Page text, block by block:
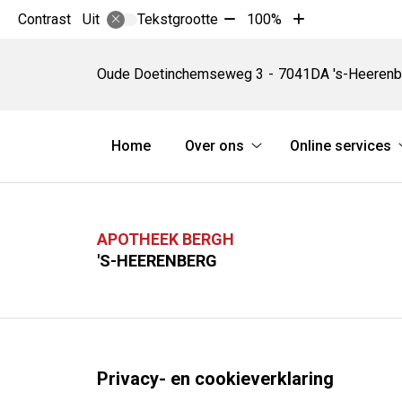
Contrast Uit Tekstgrootte Tekst
10%
100%
Tekst
10%
Oude Doetinchemseweg 3 7041DA 's-
Hoofdmenu
Home
Over ons
ons
Online services
APOTHEEK BERGH
'S-HEERENBERG
Privacy- en cookieverklaring